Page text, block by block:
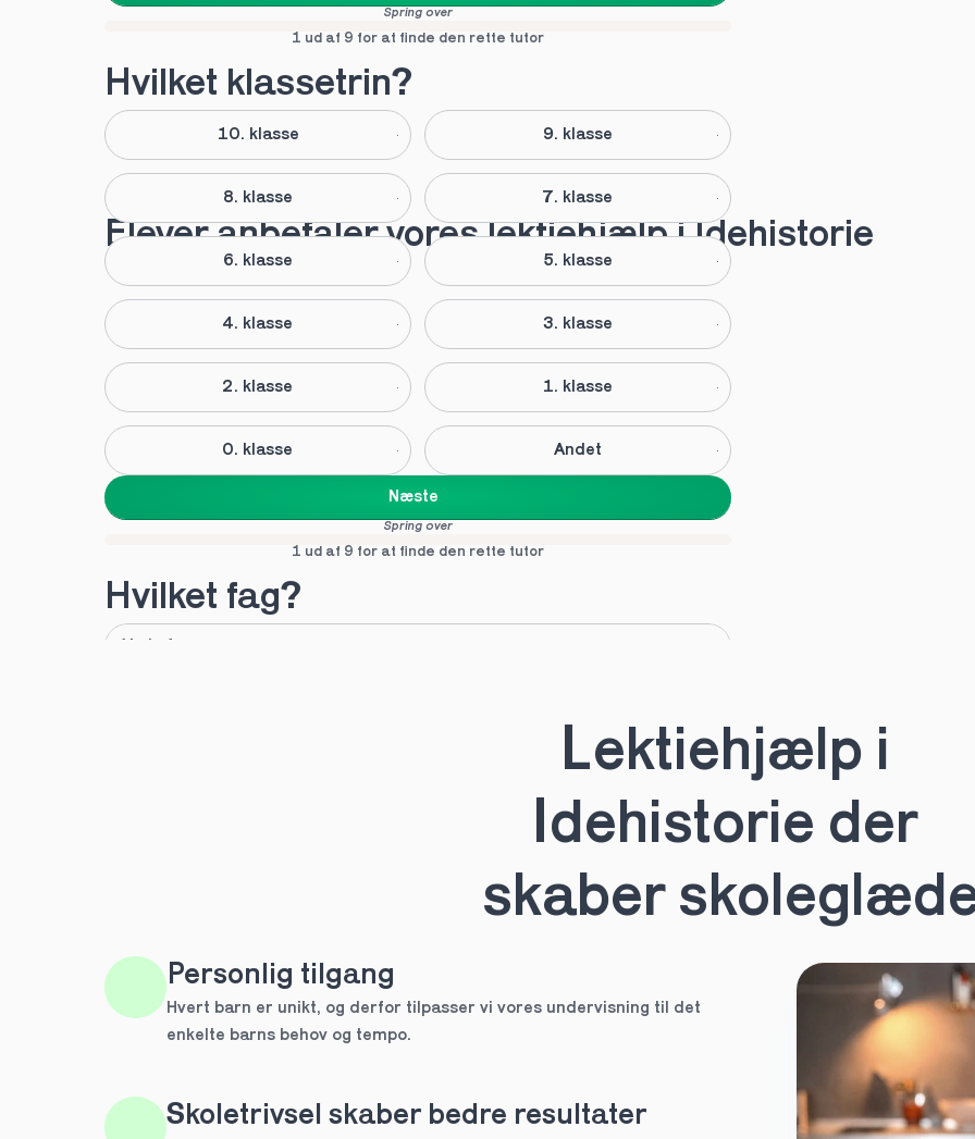
Spring over
1 ud af 9 for at finde den rette tutor
Hvilket klassetrin?
10. klasse 9. klasse
8. klasse 7. klasse
6. klasse 5. klasse
4. klasse 3. klasse
2. klasse 1. klasse
0. klasse Andet
Næste
Spring over
1 ud af 9 for at finde den rette tutor
Hvilket fag?
1 ud af 9 for at finde den rette tutor
HHX
HTX
IB EUX
Næste
Elever anbefaler vores lektiehjælp i Idehistorie
Lektiehjælp i
Idehistorie der
skaber
Personlig tilgang
Hvert barn er unikt, og derfor tilpasser vi vores undervisning til det
enkelte barns behov og tempo.
Skoletrivsel skaber bedre resultater